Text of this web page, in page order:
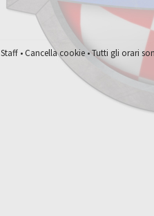
Staff•Cancella cookie• Tutti gli orari